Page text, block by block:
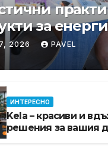
за
в
2026 PAVEL
ИНТЕРЕСНО
Kela – красиви и
решения за вашия